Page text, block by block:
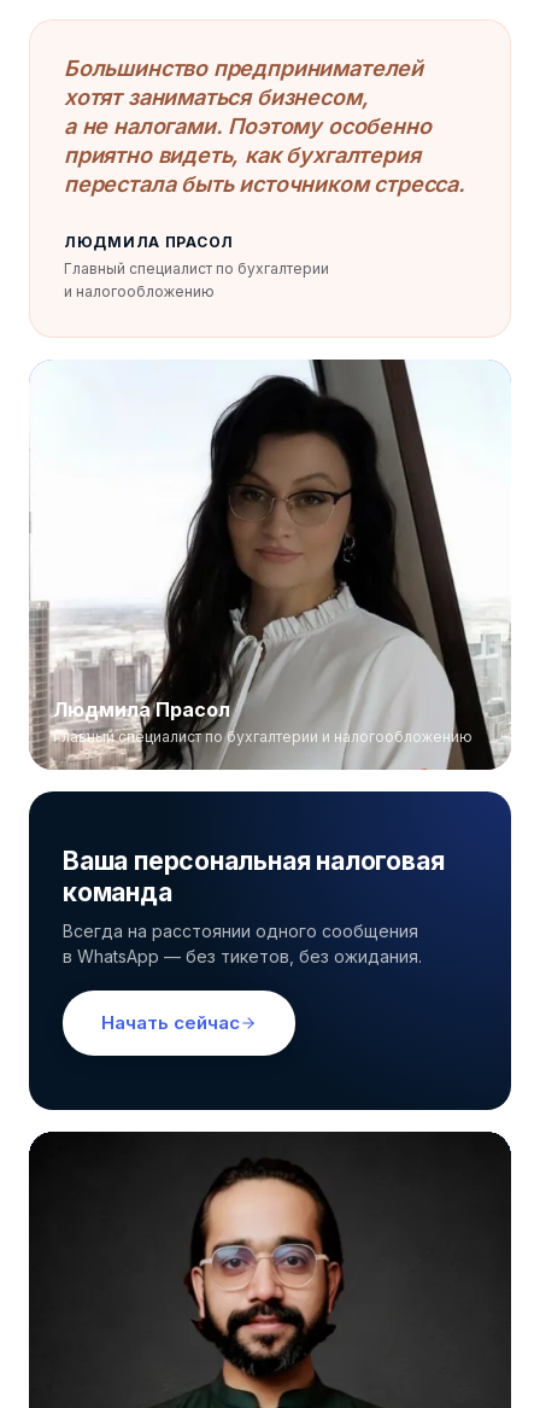
Большинство предпринимателей
хотят заниматься бизнесом,
а не налогами. Поэтому особенно
приятно видеть, как бухгалтерия
перестала быть источником стресса.
ЛЮДМИЛА ПРАСОЛ
Главный специалист по бухгалтерии
и налогообложению
Людмила Прасол
Главный специалист по бухгалтерии и налогообложению
и налогообложению
Ваша персональная налоговая
команда
Всегда на расстоянии одного сообщения
в WhatsApp — без тикетов, без ожидания.
Начать сейчас